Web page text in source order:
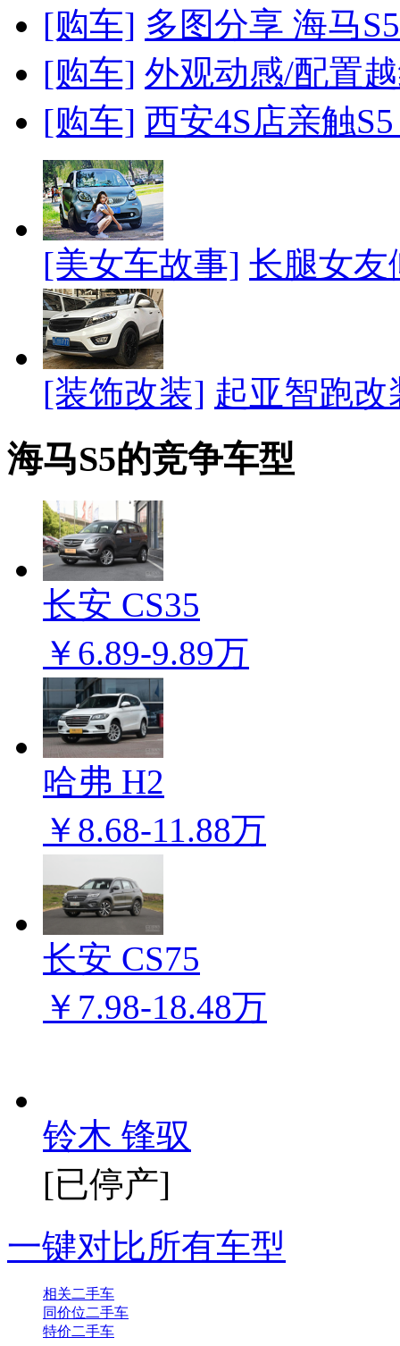
[购车] 多图分享 海马
[购车] 外观动感/配置
[购车] 西安4S店亲触
[美女车故事] 长腿女友
[装饰改装] 起亚智跑
海马S5的竞争车型
长安 CS35
￥6.89-9.89万
哈弗 H2
￥8.68-11.88万
长安 CS75
￥7.98-18.48万
铃木 锋驭
[已停产]
一键对比所有车型
相关二手车
同价位二手车
特价二手车